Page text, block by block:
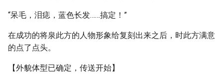
“呆毛，泪痣，蓝色长发……搞定！”
在成功的将泉此方的人物形象给复刻出来之后，时此方满意
的点了点头。
【外貌体型已确定，传送开始】